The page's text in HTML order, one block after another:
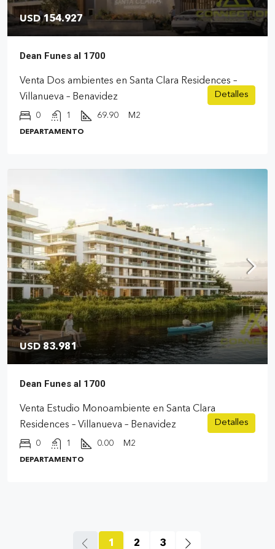
USD 154.927
Dean Funes al 1700
Venta Dos ambientes en Santa Clara Residences –
Villanueva – Benavidez
0 1 69.90 M2
DEPARTAMENTO
Detalles
USD 83.981
Dean Funes al 1700
Venta Estudio Monoambiente en Santa Clara
Residences – Villanueva – Benavidez
0 1 0.00 M2
DEPARTAMENTO
Detalles
1 2 3